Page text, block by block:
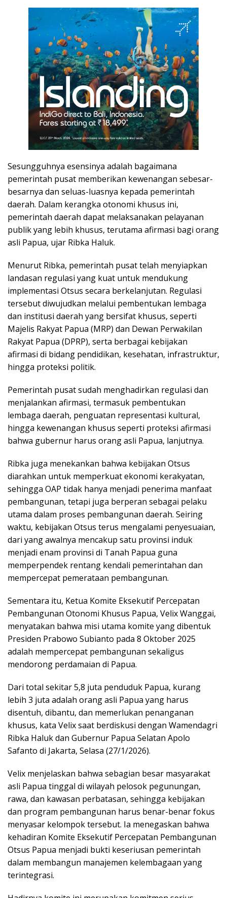
Sesungguhnya esensinya adalah bagaimana
pemerintah pusat memberikan kewenangan sebesar-
besarnya dan seluas-luasnya kepada pemerintah
daerah. Dalam kerangka otonomi khusus ini,
pemerintah daerah dapat melaksanakan pelayanan
publik yang lebih khusus, terutama afirmasi bagi orang
asli Papua, ujar Ribka Haluk.
Menurut Ribka, pemerintah pusat telah menyiapkan
landasan regulasi yang kuat untuk mendukung
implementasi Otsus secara berkelanjutan. Regulasi
tersebut diwujudkan melalui pembentukan lembaga
dan institusi daerah yang bersifat khusus, seperti
Majelis Rakyat Papua (MRP) dan Dewan Perwakilan
Rakyat Papua (DPRP), serta berbagai kebijakan
afirmasi di bidang pendidikan, kesehatan, infrastruktur,
hingga proteksi politik.
Pemerintah pusat sudah menghadirkan regulasi dan
menjalankan afirmasi, termasuk pembentukan
lembaga daerah, penguatan representasi kultural,
hingga kewenangan khusus seperti proteksi afirmasi
bahwa gubernur harus orang asli Papua, lanjutnya.
Ribka juga menekankan bahwa kebijakan Otsus
diarahkan untuk memperkuat ekonomi kerakyatan,
sehingga OAP tidak hanya menjadi penerima manfaat
pembangunan, tetapi juga berperan sebagai pelaku
utama dalam proses pembangunan daerah. Seiring
waktu, kebijakan Otsus terus mengalami penyesuaian,
dari yang awalnya mencakup satu provinsi induk
menjadi enam provinsi di Tanah Papua guna
memperpendek rentang kendali pemerintahan dan
mempercepat pemerataan pembangunan.
Sementara itu, Ketua Komite Eksekutif Percepatan
Pembangunan Otonomi Khusus Papua, Velix Wanggai,
menyatakan bahwa misi utama komite yang dibentuk
Presiden Prabowo Subianto pada 8 Oktober 2025
adalah mempercepat pembangunan sekaligus
mendorong perdamaian di Papua.
Dari total sekitar 5,8 juta penduduk Papua, kurang
lebih 3 juta adalah orang asli Papua yang harus
disentuh, dibantu, dan memerlukan penanganan
khusus, kata Velix saat berdiskusi dengan Wamendagri
Ribka Haluk dan Gubernur Papua Selatan Apolo
Safanto di Jakarta, Selasa (27/1/2026).
Velix menjelaskan bahwa sebagian besar masyarakat
asli Papua tinggal di wilayah pelosok pegunungan,
rawa, dan kawasan perbatasan, sehingga kebijakan
dan program pembangunan harus benar-benar fokus
menyasar kelompok tersebut. Ia menegaskan bahwa
kehadiran Komite Eksekutif Percepatan Pembangunan
Otsus Papua menjadi bukti keseriusan pemerintah
dalam membangun manajemen kelembagaan yang
terintegrasi.